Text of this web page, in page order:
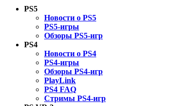
PS5
Новости о PS5
PS5-игры
Обзоры PS5-игр
PS4
Новости о PS4
PS4-игры
Обзоры PS4-игр
PlayLink
PS4 FAQ
Стримы PS4-игр